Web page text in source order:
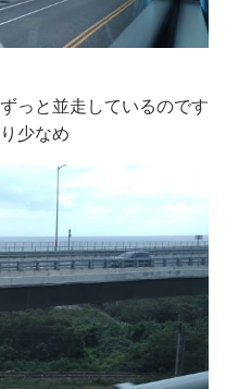
っと並走しているのです
少なめ